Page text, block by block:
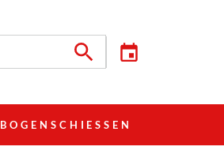
BOGENSCHIESSEN